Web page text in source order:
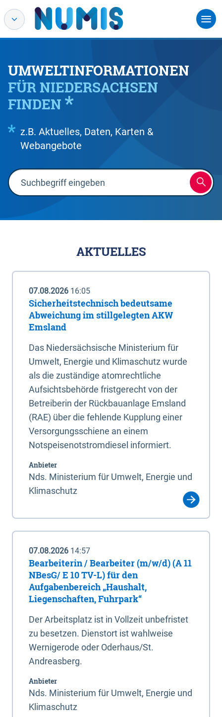
UMWELTINFORMATIONEN
FÜR NIEDERSACHSEN
FINDEN
z.B. Aktuelles, Daten, Karten &
Webangebote
AKTUELLES
07.08.2026 16:05
Sicherheitstechnisch bedeutsame
Abweichung im stillgelegten AKW
Emsland
Das Niedersächsische Ministerium für
Umwelt, Energie und Klimaschutz wurde
als die zuständige atomrechtliche
Aufsichtsbehörde fristgerecht von der
Betreiberin der Rückbauanlage Emsland
(RAE) über die fehlende Kupplung einer
Versorgungsschiene an einem
Notspeisenotstromdiesel informiert.
Anbieter
Nds. Ministerium für Umwelt, Energie und
Klimaschutz
07.08.2026 14:57
Bearbeiterin / Bearbeiter (m/w/d) (A 11
NBesG/ E 10 TV-L) für den
Aufgabenbereich „Haushalt,
Liegenschaften, Fuhrpark“
Der Arbeitsplatz ist in Vollzeit unbefristet
zu besetzen. Dienstort ist wahlweise
Wernigerode oder Oderhaus/St.
Andreasberg.
Anbieter
Nds. Ministerium für Umwelt, Energie und
Klimaschutz